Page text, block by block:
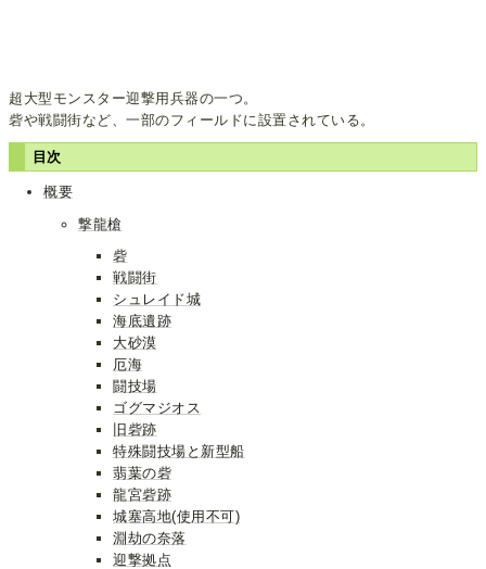
超大型モンスター迎撃用兵器の一つ。
砦や戦闘街など、一部のフィールドに設置されている。
目次
概要
撃龍槍
砦
戦闘街
シュレイド城
海底遺跡
大砂漠
厄海
闘技場
ゴグマジオス
旧砦跡
特殊闘技場と新型船
翡葉の砦
龍宮砦跡
城塞高地(使用不可)
淵劫の奈落
迎撃拠点